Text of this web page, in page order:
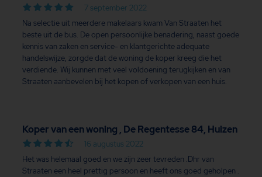
7 september 2022
Na selectie uit meerdere makelaars kwam Van Straaten het
beste uit de bus. De open persoonlijke benadering, naast goede
kennis van zaken en service- en klantgerichte adequate
handelswijze, zorgde dat de woning de koper kreeg die het
verdiende. Wij kunnen met veel voldoening terugkijken en van
Straaten aanbevelen bij het kopen of verkopen van een huis.
Koper van een woning , De Regentesse 84, Huizen
16 augustus 2022
Het was helemaal goed en we zijn zeer tevreden .Dhr van
Straaten een heel prettig persoon en heeft ons goed geholpen .